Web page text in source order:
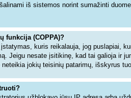
iš sistemos norint sumažinti
funkcija (COPPA)?
kuris reikalauja, jog puslapiai,
Jeigu nesate įsitikinę, kad tai galioja ir
neteikia jokių teisinių patarimų, išskyrus